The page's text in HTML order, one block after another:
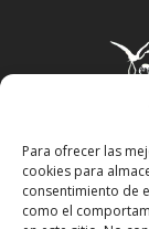
Para ofrecer las
cookies para
consentimiento de
como el
Aviso